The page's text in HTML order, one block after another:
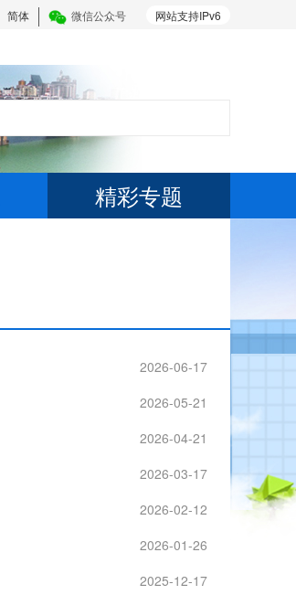
网站支持IPv6
简体 微信公众号
精彩专题
2026-06-17
2026-05-21
2026-04-21
2026-03-17
2026-02-12
2026-01-26
2025-12-17